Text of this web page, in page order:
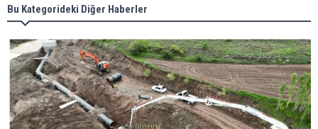
Meral Akşener ile Müsavat Dervişoğlu cenazede
görüntülendi
29 Mayıs okullar tatil mi?
Bu Kategorideki Diğer Haberler